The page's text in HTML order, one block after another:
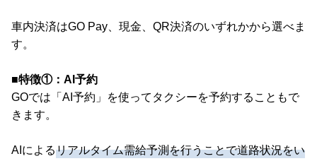
車内決済はGO Pay、現金、QR決済のいずれかから選べま
す。
■特徴①：AI予約
GOでは「AI予約」を使ってタクシーを予約することもで
きます。
AIによるリアルタイム需給予測を行うことで道路状況をい